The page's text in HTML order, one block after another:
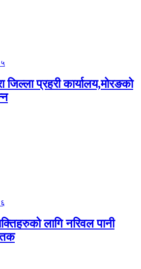
५
जिल्ला प्रहरी कार्यालय,मोरङको
६
लागि नरिवल पानी